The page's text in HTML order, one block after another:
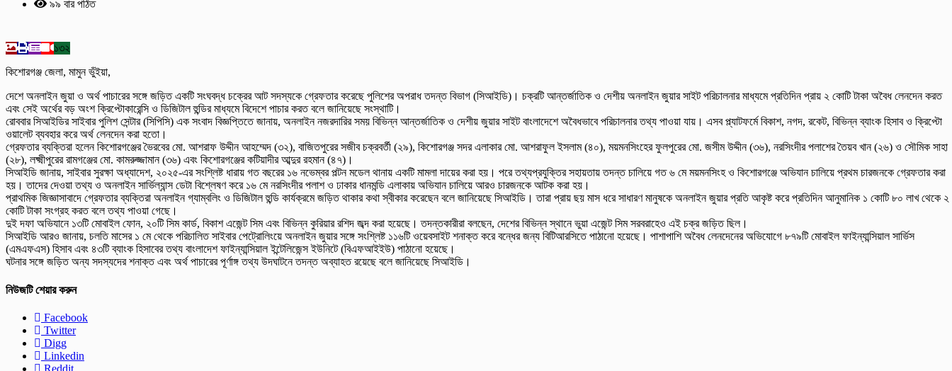
৯৯ বার পঠিত
১৩২
কিশোরগঞ্জ জেলা, মামুন ভুঁইয়া,
দেশে অনলাইন জুয়া ও অর্থ পাচারের সঙ্গে জড়িত একটি সংঘবদ্ধ চক্রের আট সদস্যকে গ্রেফতার করেছে পুলিশের অপরাধ তদন্ত বিভাগ (সিআইডি)। চক্রটি আন্তর্জাতিক ও দেশীয় অনলাইন জুয়ার সাইট পরিচালনার মাধ্যমে প্রতিদিন প্রায় ২ কোটি টাকা অবৈধ লেনদেন করত
এবং সেই অর্থের বড় অংশ ক্রিপ্টোকারেন্সি ও ডিজিটাল হুন্ডির মাধ্যমে বিদেশে পাচার করত বলে জানিয়েছে সংস্থাটি।
রোববার সিআইডির সাইবার পুলিশ সেন্টার (সিপিসি) এক সংবাদ বিজ্ঞপ্তিতে জানায়, অনলাইন নজরদারির সময় বিভিন্ন আন্তর্জাতিক ও দেশীয় জুয়ার সাইট বাংলাদেশে অবৈধভাবে পরিচালনার তথ্য পাওয়া যায়। এসব প্ল্যাটফর্মে বিকাশ, নগদ, রকেট, বিভিন্ন ব্যাংক হিসাব ও ক্রিপ্টো
ওয়ালেট ব্যবহার করে অর্থ লেনদেন করা হতো।
গ্রেফতার ব্যক্তিরা হলেন কিশোরগঞ্জের ভৈরবের মো. আশরাফ উদ্দীন আহম্মেদ (৩২), বাজিতপুরের সজীব চক্রবর্তী (২৯), কিশোরগঞ্জ সদর এলাকার মো. আশরাফুল ইসলাম (৪০), ময়মনসিংহের ফুলপুরের মো. জসীম উদ্দীন (৩৬), নরসিংদীর পলাশের তৈয়ব খান (২৬) ও সৌমিক সাহা
(২৮), লক্ষ্মীপুরের রামগঞ্জের মো. কামরুজ্জামান (৩৬) এবং কিশোরগঞ্জের কটিয়াদীর আব্দুর রহমান (৪৭)।
সিআইডি জানায়, সাইবার সুরক্ষা অধ্যাদেশ, ২০২৫-এর সংশ্লিষ্ট ধারায় গত বছরের ১৬ নভেম্বর পল্টন মডেল থানায় একটি মামলা দায়ের করা হয়। পরে তথ্যপ্রযুক্তির সহায়তায় তদন্ত চালিয়ে গত ৬ মে ময়মনসিংহ ও কিশোরগঞ্জে অভিযান চালিয়ে প্রথম চারজনকে গ্রেফতার করা
হয়। তাদের দেওয়া তথ্য ও অনলাইন সার্ভিল্যান্স ডেটা বিশ্লেষণ করে ১৬ মে নরসিংদীর পলাশ ও ঢাকার ধানমন্ডি এলাকায় অভিযান চালিয়ে আরও চারজনকে আটক করা হয়।
প্রাথমিক জিজ্ঞাসাবাদে গ্রেফতার ব্যক্তিরা অনলাইন গ্যাম্বলিং ও ডিজিটাল হুন্ডি কার্যক্রমে জড়িত থাকার কথা স্বীকার করেছেন বলে জানিয়েছে সিআইডি। তারা প্রায় ছয় মাস ধরে সাধারণ মানুষকে অনলাইন জুয়ার প্রতি আকৃষ্ট করে প্রতিদিন আনুমানিক ১ কোটি ৮০ লাখ থেকে ২
কোটি টাকা সংগ্রহ করত বলে তথ্য পাওয়া গেছে।
দুই দফা অভিযানে ১৩টি মোবাইল ফোন, ২০টি সিম কার্ড, বিকাশ এজেন্ট সিম এবং বিভিন্ন কুরিয়ার রশিদ জব্দ করা হয়েছে। তদন্তকারীরা বলছেন, দেশের বিভিন্ন স্থানে ভুয়া এজেন্ট সিম সরবরাহেও এই চক্র জড়িত ছিল।
সিআইডি আরও জানায়, চলতি মাসের ১ মে থেকে পরিচালিত সাইবার পেট্রোলিংয়ে অনলাইন জুয়ার সঙ্গে সংশ্লিষ্ট ১১৬টি ওয়েবসাইট শনাক্ত করে বন্ধের জন্য বিটিআরসিতে পাঠানো হয়েছে। পাশাপাশি অবৈধ লেনদেনের অভিযোগে ৮৭৯টি মোবাইল ফাইন্যান্সিয়াল সার্ভিস
(এমএফএস) হিসাব এবং ৪৩টি ব্যাংক হিসাবের তথ্য বাংলাদেশ ফাইন্যান্সিয়াল ইন্টেলিজেন্স ইউনিটে (বিএফআইইউ) পাঠানো হয়েছে।
ঘটনার সঙ্গে জড়িত অন্য সদস্যদের শনাক্ত এবং অর্থ পাচারের পূর্ণাঙ্গ তথ্য উদঘাটনে তদন্ত অব্যাহত রয়েছে বলে জানিয়েছে সিআইডি।
নিউজটি শেয়ার করুন
Facebook
Twitter
Digg
Linkedin
Reddit